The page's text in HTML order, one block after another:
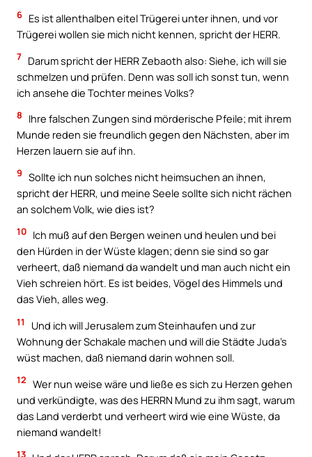
6 Es ist allenthalben eitel Trügerei unter ihnen, und vor
Trügerei wollen sie mich nicht kennen, spricht der HERR.
7 Darum spricht der HERR Zebaoth also: Siehe, ich will sie
schmelzen und prüfen. Denn was soll ich sonst tun, wenn
ich ansehe die Tochter meines Volks?
8
Ihre falschen Zungen sind mörderische Pfeile; mit ihrem
Munde reden sie freundlich gegen den Nächsten, aber im
Herzen lauern sie auf ihn.
9 Sollte ich nun solches nicht heimsuchen an ihnen,
spricht der HERR, und meine Seele sollte sich nicht rächen
an solchem Volk, wie dies ist?
10 Ich muß auf den Bergen weinen und heulen und bei
den Hürden in der Wüste klagen; denn sie sind so gar
verheert, daß niemand da wandelt und man auch nicht ein
Vieh schreien hört. Es ist beides, Vögel des Himmels und
das Vieh, alles weg.
11
Und ich will Jerusalem zum Steinhaufen und zur
Wohnung der Schakale machen und will die Städte Juda’s
wüst machen, daß niemand darin wohnen soll.
12 Wer nun weise wäre und ließe es sich zu Herzen gehen
und verkündigte, was des HERRN Mund zu ihm sagt, warum
das Land verderbt und verheert wird wie eine Wüste, da
niemand wandelt!
13